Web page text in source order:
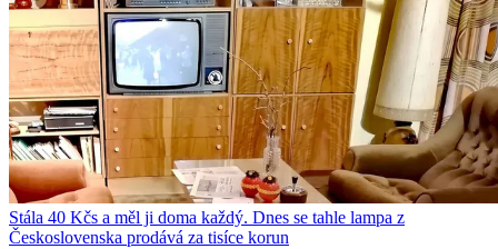
Stála 40 Kčs a měl ji doma každý. Dnes se tahle lampa z
Československa prodává za tisíce korun